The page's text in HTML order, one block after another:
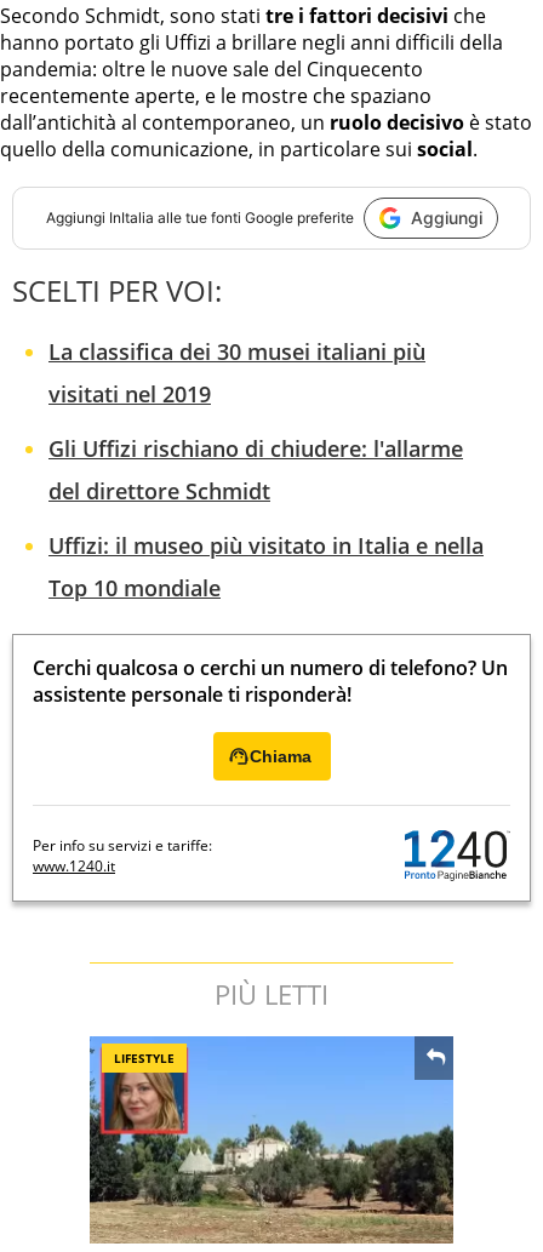
Secondo Schmidt, sono stati tre i fattori decisivi che
hanno portato gli Uffizi a brillare negli anni difficili della
pandemia: oltre le nuove sale del Cinquecento
recentemente aperte, e le mostre che spaziano
dall’antichità al contemporaneo, un ruolo decisivo è stato
quello della comunicazione, in particolare sui social.
Aggiungi InItalia alle tue fonti Google preferite Aggiungi
SCELTI PER VOI:
La classifica dei 30 musei italiani più
visitati nel 2019
Gli Uffizi rischiano di chiudere: l'allarme
del direttore Schmidt
Uffizi: il museo più visitato in Italia e nella
Top 10 mondiale
Cerchi qualcosa o cerchi un numero di telefono? Un
assistente personale ti risponderà!
Chiama
Per info su servizi e tariffe:
www.1240.it
PIÙ LETTI
LIFESTYLE